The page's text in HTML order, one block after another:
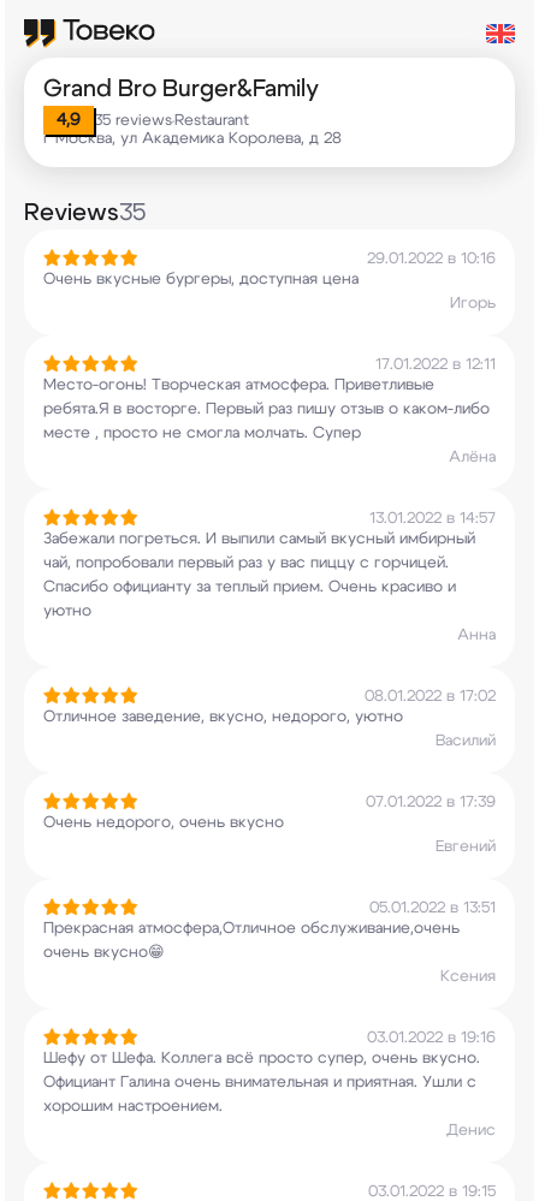
Grand Bro Burger&Family
4,9 35 reviews•Restaurant
г Москва, ул Академика Королева, д 28
Reviews35
29.01.2022 в 10:16
Очень вкусные бургеры, доступная цена
Игорь
17.01.2022 в 12:11
Место-огонь! Творческая атмосфера. Приветливые
ребята.Я в восторге. Первый раз пишу отзыв о каком-либо
месте , просто не смогла молчать. Супер
Алёна
13.01.2022 в 14:57
Забежали погреться. И выпили самый вкусный имбирный
чай, попробовали первый раз у вас пиццу с горчицей.
Спасибо официанту за теплый прием. Очень красиво и
уютно
Анна
08.01.2022 в 17:02
Отличное заведение, вкусно, недорого, уютно
Василий
07.01.2022 в 17:39
Очень недорого, очень вкусно
Евгений
05.01.2022 в 13:51
Прекрасная атмосфера,Отличное обслуживание,очень
очень вкусно😁
Ксения
03.01.2022 в 19:16
Шефу от Шефа. Коллега всё просто супер, очень вкусно.
Официант Галина очень внимательная и приятная. Ушли с
хорошим настроением.
Денис
03.01.2022 в 19:15